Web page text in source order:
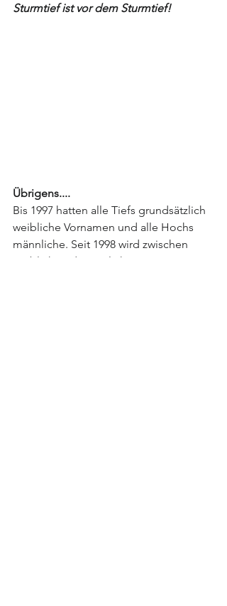
Sturmtief ist vor dem Sturmtief!
Übrigens....
Bis 1997 hatten alle Tiefs grundsätzlich
weibliche Vornamen und alle Hochs
männliche. Seit 1998 wird zwischen
weiblich und männlich rotiert. In